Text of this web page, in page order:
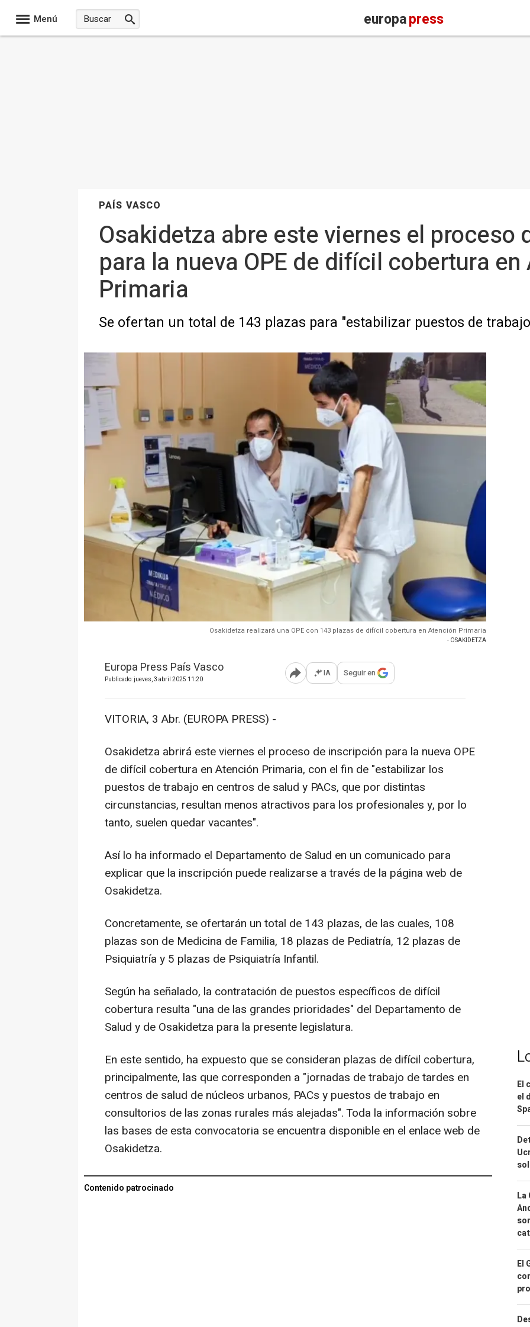
Menú europapress
PAÍS VASCO
Osakidetza abre este viernes el proceso
para la nueva OPE de difícil cobertura
Primaria
Se ofertan un total de 143 plazas para "estabilizar puestos de
Osakidetza realizará una OPE con 143 plazas de difícil cobertura en Atención Primaria
- OSAKIDETZA
Europa Press País Vasco
Publicado: jueves, 3 abril 2025 11:20 Abrir opciones para compartir
IA Seguir en
VITORIA, 3 Abr. (EUROPA PRESS) -
Osakidetza abrirá este viernes el proceso de inscripción para la nueva OPE
de difícil cobertura en Atención Primaria, con el fin de "estabilizar los
puestos de trabajo en centros de salud y PACs, que por distintas
circunstancias, resultan menos atractivos para los profesionales y, por lo
tanto, suelen quedar vacantes".
Así lo ha informado el Departamento de Salud en un comunicado para
explicar que la inscripción puede realizarse a través de la página web de
Osakidetza.
Concretamente, se ofertarán un total de 143 plazas, de las cuales, 108
plazas son de Medicina de Familia, 18 plazas de Pediatría, 12 plazas de
Psiquiatría y 5 plazas de Psiquiatría Infantil.
Según ha señalado, la contratación de puestos específicos de difícil
cobertura resulta "una de las grandes prioridades" del Departamento de
Salud y de Osakidetza para la presente legislatura.
En este sentido, ha expuesto que se consideran plazas de difícil cobertura,
principalmente, las que corresponden a "jornadas de trabajo de tardes en
centros de salud de núcleos urbanos, PACs y puestos de trabajo en
consultorios de las zonas rurales más alejadas". Toda la información sobre
las bases de esta convocatoria se encuentra disponible en el enlace web de
Osakidetza.
Contenido patrocinado
El
el
La
El